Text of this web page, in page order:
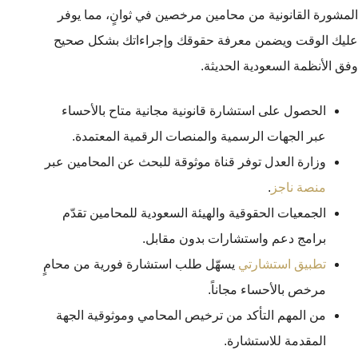
المشورة القانونية من محامين مرخصين في ثوانٍ، مما يوفر
عليك الوقت ويضمن معرفة حقوقك وإجراءاتك بشكل صحيح
وفق الأنظمة السعودية الحديثة.
الحصول على استشارة قانونية مجانية متاح بالأحساء
عبر الجهات الرسمية والمنصات الرقمية المعتمدة.
وزارة العدل توفر قناة موثوقة للبحث عن المحامين عبر
منصة ناجز .
الجمعيات الحقوقية والهيئة السعودية للمحامين تقدّم
برامج دعم واستشارات بدون مقابل.
تطبيق استشارتي يسهّل طلب استشارة فورية من محامٍ
مرخص بالأحساء مجاناً.
من المهم التأكد من ترخيص المحامي وموثوقية الجهة
المقدمة للاستشارة.